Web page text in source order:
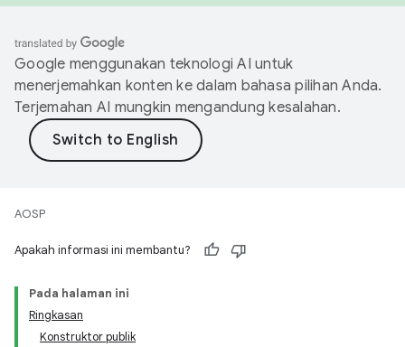
Google menggunakan teknologi AI untuk
menerjemahkan konten ke dalam bahasa pilihan Anda.
Terjemahan AI mungkin mengandung kesalahan.
AOSP
Apakah informasi ini membantu?
Pada halaman ini
Ringkasan
Konstruktor publik